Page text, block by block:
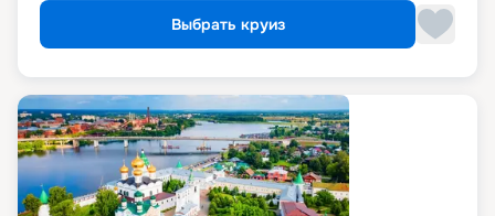
Выбрать круиз